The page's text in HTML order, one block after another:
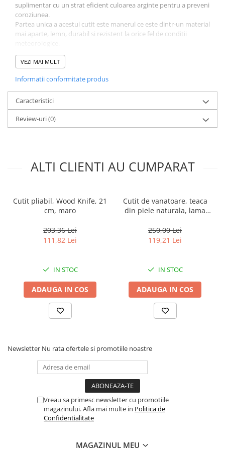
suplimentar cu un strat eficient culoarea arginte pentru a preveni
coroziunea.
Partea unica a acestui cutit este manerul ce este dintr-un material
mai aparte, lemn, durabil si rezistent la orice fel de conditii
pantalonilor tai.
Tip cutit: cu lama fixa
Profilul lamei: arcuit
Tip lama: neteda
Lungime totala: 250 mm
Lungimea lamei: 115 mm
Lungime maner: 135 mm
Material lamei: otel inoxidabil 440
VEZI MAI MULT
Informatii conformitate produs
Caracteristici
Review-uri(0)
ALTI CLIENTI AU CUMPARAT
Cutit pliabil, Wood Knife, 21
cm, maro
203,36 Lei
111,82 Lei
IN STOC
ADAUGA IN COS
Cutit de vanatoare, teaca
din piele naturala, lama
maro
250,00 Lei
119,21 Lei
IN STOC
ADAUGA IN COS
Newsletter Nu rata ofertele si promotiile noastre
Vreau sa primesc newsletter cu promotiile
magazinului. Afla mai multe in Politica de
Confidentialitate
MAGAZINUL MEU